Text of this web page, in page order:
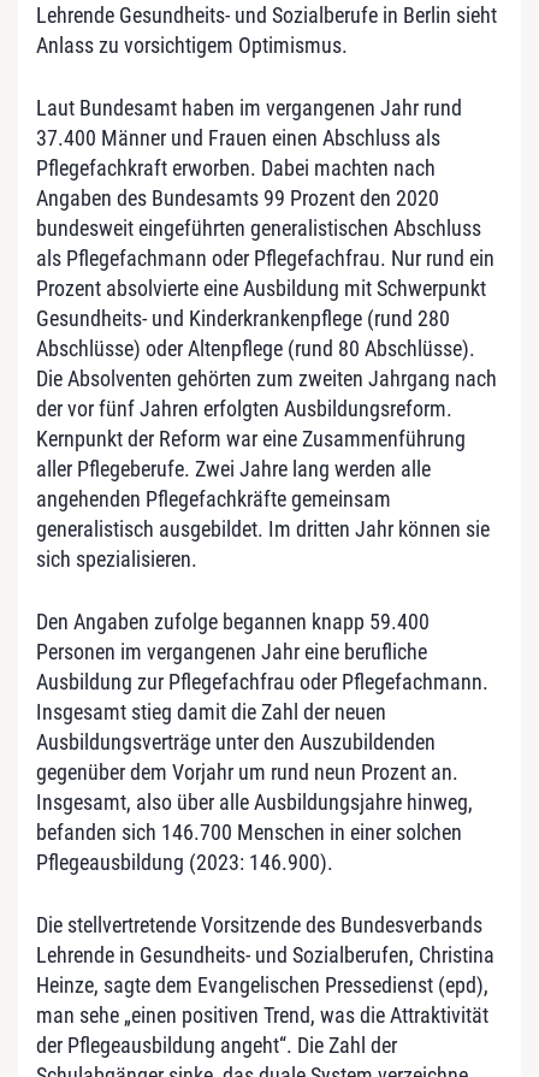
Lehrende Gesundheits- und Sozialberufe in Berlin sieht
Anlass zu vorsichtigem Optimismus.
Laut Bundesamt haben im vergangenen Jahr rund
37.400 Männer und Frauen einen Abschluss als
Pflegefachkraft erworben. Dabei machten nach
Angaben des Bundesamts 99 Prozent den 2020
bundesweit eingeführten generalistischen Abschluss
als Pflegefachmann oder Pflegefachfrau. Nur rund ein
Prozent absolvierte eine Ausbildung mit Schwerpunkt
Gesundheits- und Kinderkrankenpflege (rund 280
Abschlüsse) oder Altenpflege (rund 80 Abschlüsse).
Die Absolventen gehörten zum zweiten Jahrgang nach
der vor fünf Jahren erfolgten Ausbildungsreform.
Kernpunkt der Reform war eine Zusammenführung
aller Pflegeberufe. Zwei Jahre lang werden alle
angehenden Pflegefachkräfte gemeinsam
generalistisch ausgebildet. Im dritten Jahr können sie
sich spezialisieren.
Den Angaben zufolge begannen knapp 59.400
Personen im vergangenen Jahr eine berufliche
Ausbildung zur Pflegefachfrau oder Pflegefachmann.
Insgesamt stieg damit die Zahl der neuen
Ausbildungsverträge unter den Auszubildenden
gegenüber dem Vorjahr um rund neun Prozent an.
Insgesamt, also über alle Ausbildungsjahre hinweg,
befanden sich 146.700 Menschen in einer solchen
Pflegeausbildung (2023: 146.900).
Die stellvertretende Vorsitzende des Bundesverbands
Lehrende in Gesundheits- und Sozialberufen, Christina
Heinze, sagte dem Evangelischen Pressedienst (epd),
man sehe „einen positiven Trend, was die Attraktivität
der Pflegeausbildung angeht“. Die Zahl der